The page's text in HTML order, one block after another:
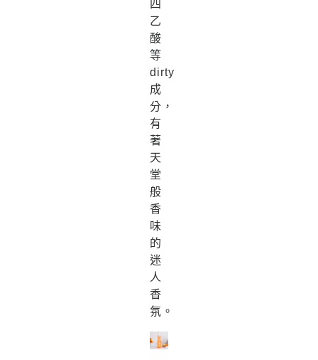
四
乙
酸
等
dirty
成
分，
有
著
天
堂
般
香
味
的
迷
人
香
氛。